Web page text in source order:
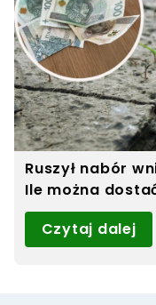
Ruszył nabór
Ile można
Czytaj dalej